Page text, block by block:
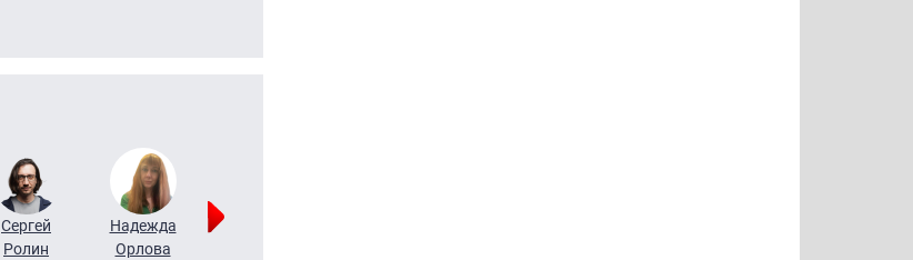
Сергей
Ролин
Надежда
Орлова